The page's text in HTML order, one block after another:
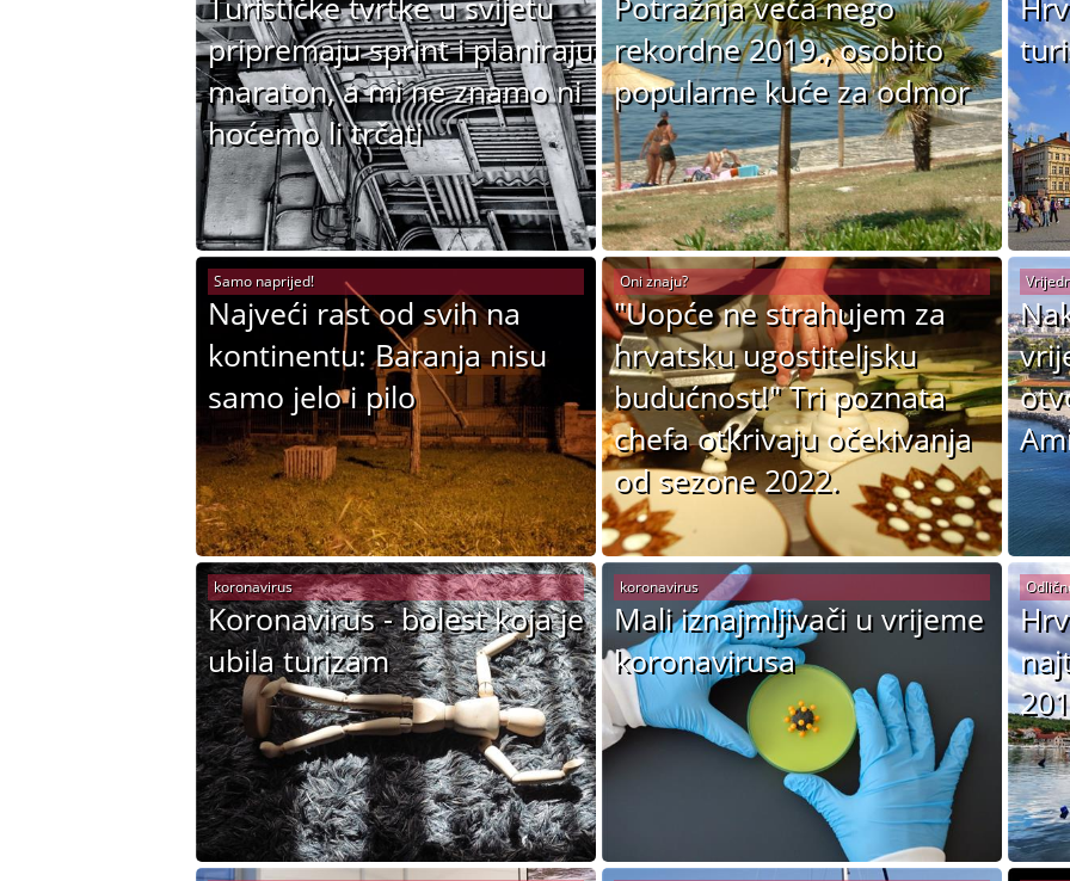
pripremaju sprint i planiraju
maraton, a mi ne znamo ni
hoćemo li trčati
rekordne 2019., osobito
popularne kuće za odmor
Najveći rast od svih na
kontinentu: Baranja nisu
samo jelo i pilo
Samo naprijed!
"Uopće ne strahujem za
hrvatsku ugostiteljsku
budućnost!" Tri poznata
chefa otkrivaju očekivanja
od sezone 2022.
Oni znaju?
Koronavirus - bolest koja je
ubila turizam
koronavirus
Mali iznajmljivači u vrijeme
koronavirusa
koronavirus